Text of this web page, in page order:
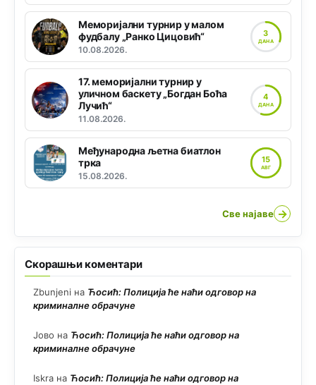
Меморијални турнир у малом
фудбалу „Ранко Цицовић“
10.08.2026.
3
ДАНА
17. меморијални турнир у
уличном баскету „Богдан Боћа
Лучић“
11.08.2026.
4
ДАНА
Међународна љетна биатлон
трка
15.08.2026.
15
АВГ
Све најаве →
Скорашњи коментари
Zbunjeni на Ћосић: Полиција ће наћи одговор на
криминалне обрачуне
Јово на Ћосић: Полиција ће наћи одговор на
криминалне обрачуне
Iskra на Ћосић: Полиција ће наћи одговор на